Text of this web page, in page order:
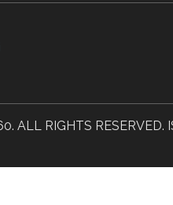
ALL RIGHTS RESERVED.